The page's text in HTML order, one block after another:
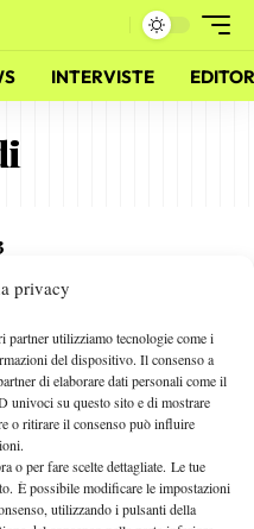
privacy
partner utilizziamo tecnologie come i
del dispositivo. Il consenso a
di elaborare dati personali come il
univoci su questo sito e di mostrare
o ritirare il consenso può influire
o per fare scelte dettagliate. Le tue
È possibile modificare le impostazioni
utilizzando i pulsanti della
INTERVISTE